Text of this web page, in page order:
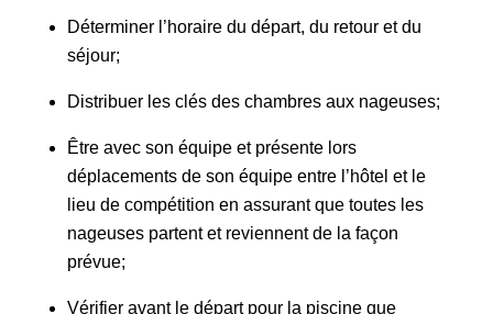
Déterminer l’horaire du départ, du retour et du
séjour;
Distribuer les clés des chambres aux nageuses;
Être avec son équipe et présente lors
déplacements de son équipe entre l’hôtel et le
lieu de compétition en assurant que toutes les
nageuses partent et reviennent de la façon
prévue;
Vérifier avant le départ pour la piscine que